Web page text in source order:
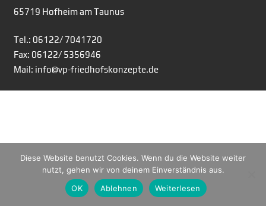
65719 Hofheim am Taunus
Tel.: 06122/ 7041720
Fax: 06122/ 5356946
Mail: info@vp-friedhofskonzepte.de
Diese Website benutzt Cookies. Wenn du die Website weiter
nutzt, gehen wir von deinem Einverständnis aus.
OK
Ablehnen Weiterlesen